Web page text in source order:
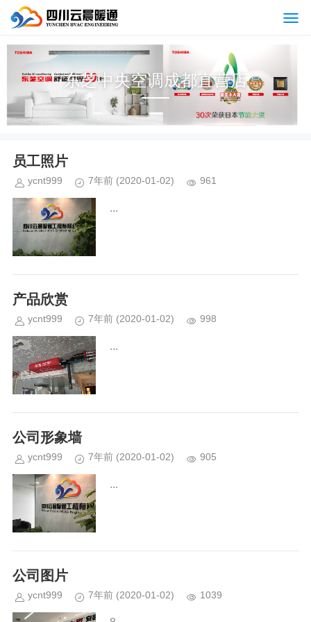
东芝中央空调成都直营店
员工照片
ycnt999 7年前 (2020-01-02) 961
...
产品欣赏
ycnt999 7年前 (2020-01-02) 998
...
公司形象墙
ycnt999 7年前 (2020-01-02) 905
...
公司图片
ycnt999 7年前 (2020-01-02) 1039